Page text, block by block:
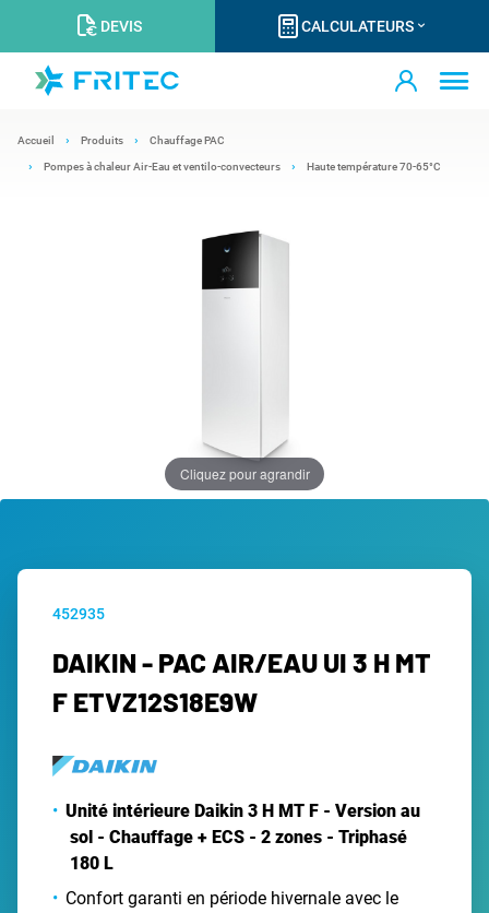
DEVIS CALCULATEURS
Accueil Produits Chauffage PAC
Pompes à chaleur Air-Eau et ventilo-convecteurs Haute température 70-65°C
Cliquez pour agrandir
452935
DAIKIN - PAC AIR/EAU UI 3 H MT
F ETVZ12S18E9W
Unité intérieure Daikin 3 H MT F - Version au
sol - Chauffage + ECS - 2 zones - Triphasé
180 L
Confort garanti en période hivernale avec le